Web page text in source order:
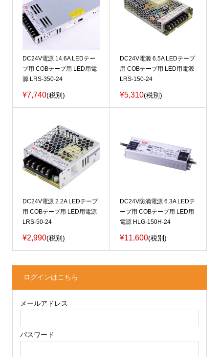
DC24V電源 14.6A LEDテー
プ用 COBテープ用 LED用電
源 LRS-350-24
¥7,740(税別)
DC24V電源 6.5A LEDテープ
用 COBテープ用 LED用電源
LRS-150-24
¥5,310(税別)
DC24V電源 2.2A LEDテープ
用 COBテープ用 LED用電源
LRS-50-24
¥2,990(税別)
DC24V防滴電源 6.3A LEDテ
ープ用 COBテープ用 LED用
電源 HLG-150H-24
¥11,600(税別)
ログインはこちら
メールアドレス
パスワード